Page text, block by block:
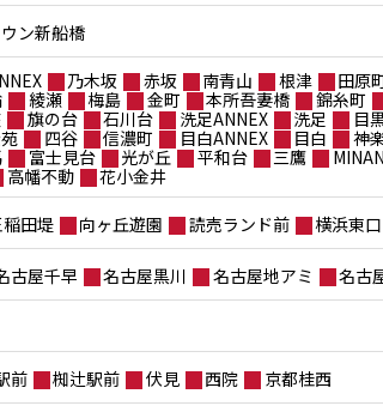
ン新船橋
乃木坂 赤坂 南青山 根津 田原
綾瀬 梅島 金町 本所吾妻橋 錦糸町
旗の台 石川台 洗足ANNEX 洗足 目
四谷 信濃町 目白ANNEX 目白 神
富士見台 光が丘 平和台 三鷹
高幡不動
花小金井
田堤 向ヶ丘遊園 読売ランド前 横浜東口
古屋千早 名古屋黒川 名古屋地アミ 名古
前 椥辻駅前 伏見 西院 京都桂西